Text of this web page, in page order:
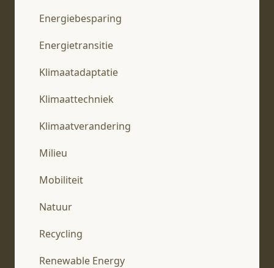
Energiebesparing
Energietransitie
Klimaatadaptatie
Klimaattechniek
Klimaatverandering
Milieu
Mobiliteit
Natuur
Recycling
Renewable Energy